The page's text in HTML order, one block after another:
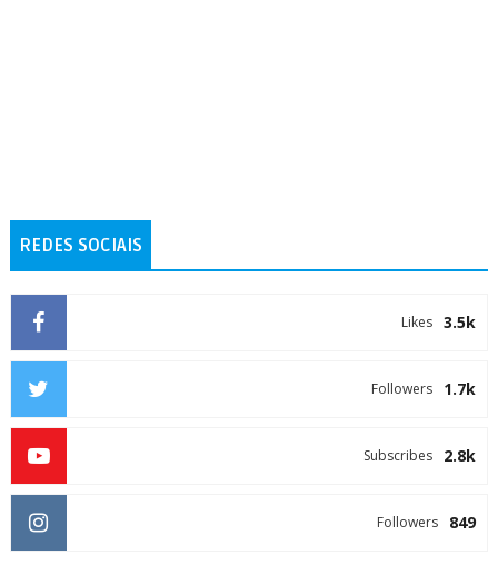
REDES SOCIAIS
3.5k
Likes
1.7k
Followers
2.8k
Subscribes
849
Followers